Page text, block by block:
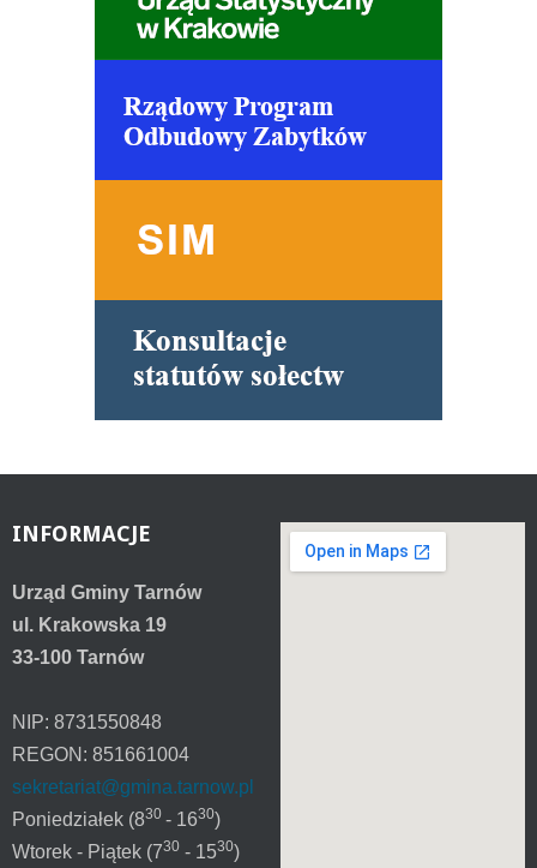
INFORMACJE
Urząd Gminy Tarnów
ul. Krakowska 19
33-100 Tarnów
NIP: 8731550848
REGON: 851661004
sekretariat@gmina.tarnow.pl
Poniedziałek (830 - 1630)
Wtorek - Piątek (730 - 1530)